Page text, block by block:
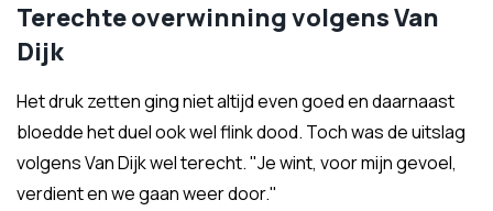
Terechte overwinning volgens Van
Dijk
Het druk zetten ging niet altijd even goed en daarnaast
bloedde het duel ook wel flink dood. Toch was de uitslag
volgens Van Dijk wel terecht. "Je wint, voor mijn gevoel,
verdient en we gaan weer door."